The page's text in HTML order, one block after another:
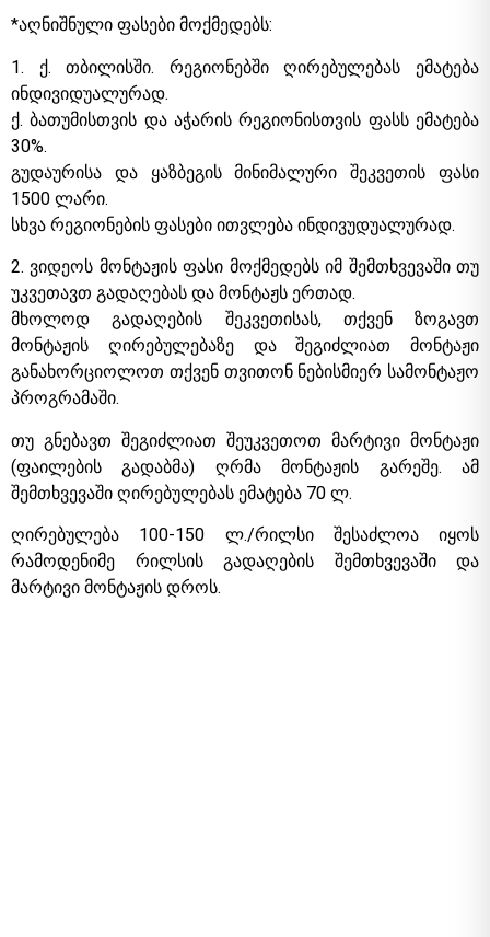
*აღნიშნული ფასები მოქმედებს:
1. ქ. თბილისში. რეგიონებში ღირებულებას ემატება
ინდივიდუალურად.
ქ. ბათუმისთვის და აჭარის რეგიონისთვის ფასს ემატება
30%.
გუდაურისა და ყაზბეგის მინიმალური შეკვეთის ფასი
1500 ლარი.
სხვა რეგიონების ფასები ითვლება ინდივუდუალურად.
2. ვიდეოს მონტაჟის ფასი მოქმედებს იმ შემთხვევაში თუ
უკვეთავთ გადაღებას და მონტაჟს ერთად.
მხოლოდ გადაღების შეკვეთისას, თქვენ ზოგავთ
მონტაჟის ღირებულებაზე და შეგიძლიათ მონტაჟი
განახორციოლოთ თქვენ თვითონ ნებისმიერ სამონტაჟო
პროგრამაში.
თუ გნებავთ შეგიძლიათ შეუკვეთოთ მარტივი მონტაჟი
(ფაილების გადაბმა) ღრმა მონტაჟის გარეშე. ამ
შემთხვევაში ღირებულებას ემატება 70 ლ.
ღირებულება 100-150 ლ./რილსი შესაძლოა იყოს
რამოდენიმე რილსის გადაღების შემთხვევაში და
მარტივი მონტაჟის დროს.